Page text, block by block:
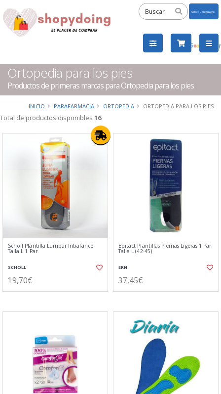
by
Ortopedia para los pies
Productos de primeras marcas para Ortopedia para los pies
INICIO PARAFARMACIA ORTOPEDIA ORTOPEDIA PARA LOS PIES
Total de productos disponibles 16
Scholl Plantilla Lumbar Inbalance
Talla L 1 Par
SCHOLL
19,70€
Epitact Plantillas Piernas Ligeras 1 Par
Talla L (42-45)
ERN
37,45€